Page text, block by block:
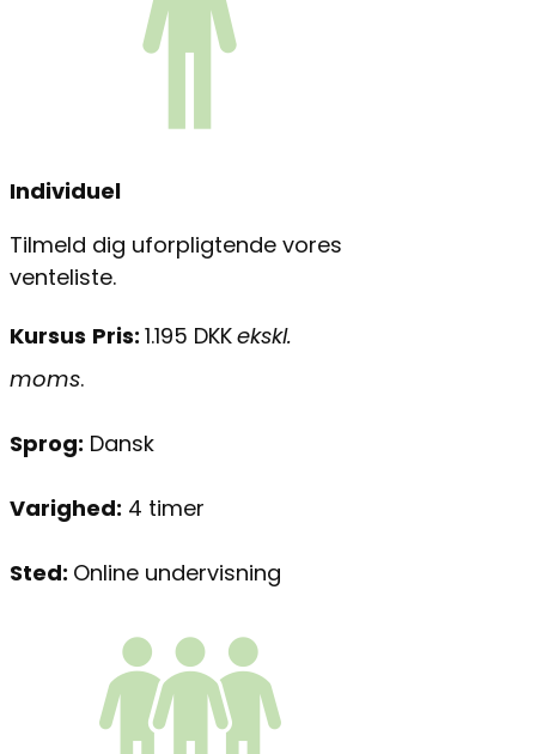
Individuel
Tilmeld dig uforpligtende vores
venteliste.
Kursus Pris: 1.195 DKKekskl.
moms.
Sprog: Dansk
Varighed: 4 timer
Sted: Online undervisning